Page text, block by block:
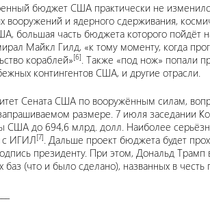
бюджет США практически не
вооружений и ядерного сдерживания,
большая часть бюджета которого пойдёт
Майкл Гилд, «к тому моменту, когда
кораблей»[6]. Также «под нож» попали
контингентов США, и другие отрасли.
Сената США по вооружённым силам,
размере. 7 июля заседании
США до 694,6 млрд. долл. Наиболее
с ИГИЛ[7]. Дальше проект бюджета будет
президенту. При этом, Дональд
баз (что и было сделано), названных в